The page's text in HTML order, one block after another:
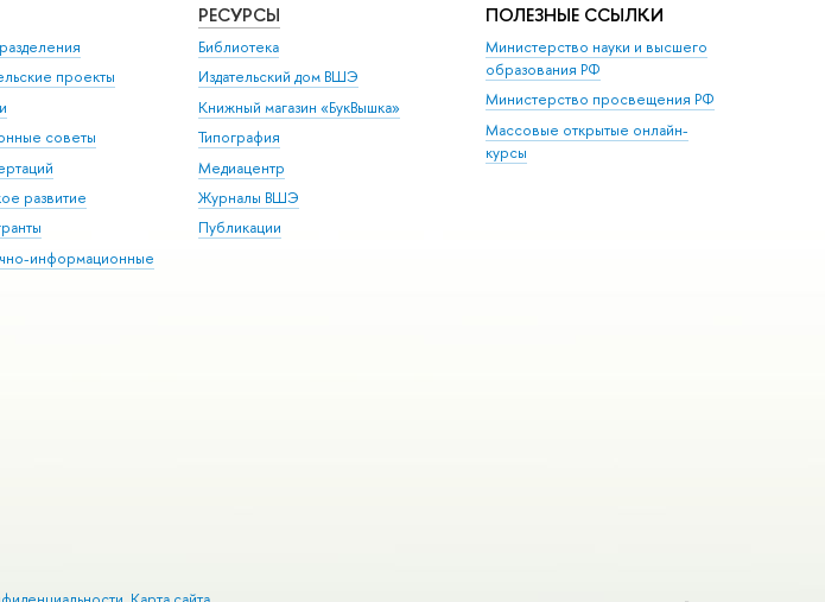
проекты
советы
развитие
информационные
РЕСУРСЫ
Библиотека
Издательский дом ВШЭ
Книжный магазин «БукВышка»
Типография
Медиацентр
Журналы ВШЭ
Публикации
ПОЛЕЗНЫЕ ССЫЛКИ
Министерство науки и высшего
образования РФ
Министерство просвещения РФ
Массовые открытые онлайн-
курсы